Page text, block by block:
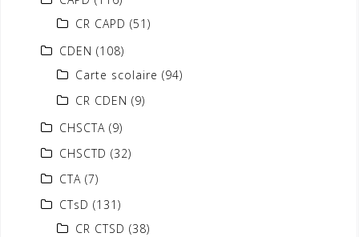
CR CAPD (51)
CDEN (108)
Carte scolaire (94)
CR CDEN (9)
CHSCTA (9)
CHSCTD (32)
CTA (7)
CTsD (131)
CR CTSD (38)